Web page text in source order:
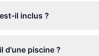
il inclus ?
d'une piscine ?